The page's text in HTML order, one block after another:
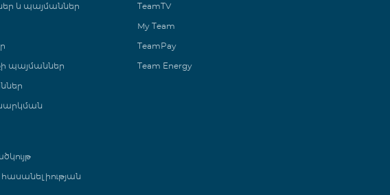
և պայմաններ
պայմաններ
TeamTV
My Team
TeamPay
Team Energy